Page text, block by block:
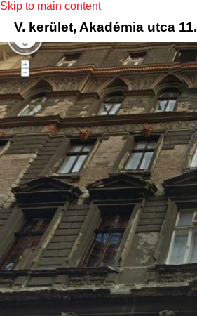
Skip to main content
V. kerület, Akadémia utca 11.